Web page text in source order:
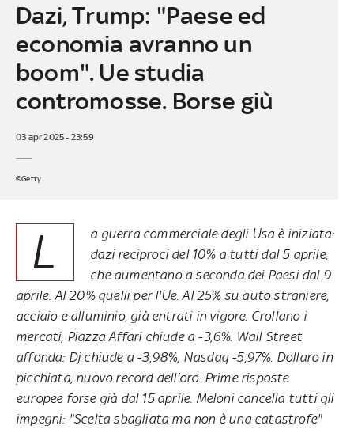
Dazi, Trump: "Paese ed
economia avranno un
boom". Ue studia
contromosse. Borse giù
03 apr 2025 - 23:59
©Getty
L
a guerra commerciale degli Usa è iniziata:
dazi reciproci del 10% a tutti dal 5 aprile,
che aumentano a seconda dei Paesi dal 9
aprile. Al 20% quelli per l'Ue. Al 25% su auto straniere,
acciaio e alluminio, già entrati in vigore. Crollano i
mercati, Piazza Affari chiude a -3,6%. Wall Street
affonda: Dj chiude a -3,98%, Nasdaq -5,97%. Dollaro in
picchiata, nuovo record dell’oro. Prime risposte
europee forse già dal 15 aprile. Meloni cancella tutti gli
impegni: "Scelta sbagliata ma non è una catastrofe"